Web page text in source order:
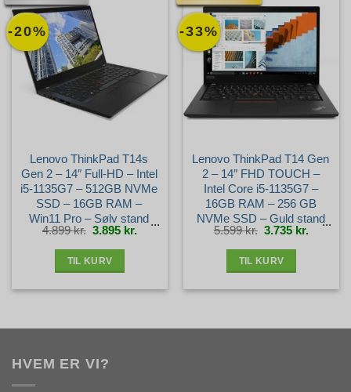
-20%
Lenovo ThinkPad T14s
Gen 2 – 14″ Full-HD – Intel
i5-1135G7 – 512GB NVMe
SSD – 16GB RAM –
Win11 Pro – Sølv stand
4.899kr. Den
oprindelige
pris
3.895 kr.Den
aktuelle
pris
TIL KURV
-33%
Lenovo ThinkPad T14 Gen
2 – 14″ FHD TOUCH –
Intel Core i5-1135G7 –
16GB RAM – 256 GB
NVMe SSD – Guld stand
5.599kr. Den
oprindelige
pris
3.735 kr.Den
aktuelle
pris
TIL KURV
HVEM ER VI?